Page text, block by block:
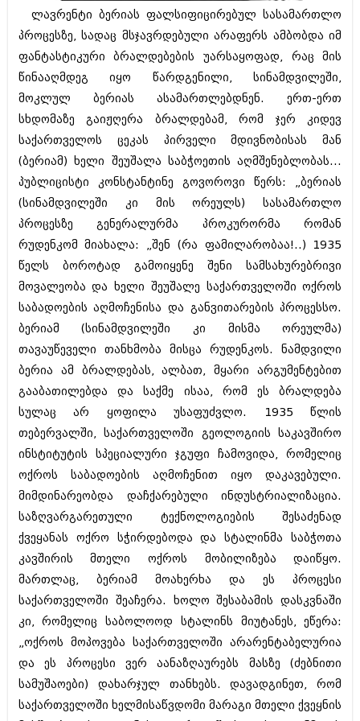
კულინარია
ავტორჩევები
ბელადები
ბიზნესსიახლეები
გვარები
თემიდას სასწორი
იუმორი
კალეიდოსკოპი
ჰოროსკოპი და შეუცნობელი
კრიმინალი
რომანი და დეტექტივი
სახალისო ამბები
შოუბიზნესი
დაიჯესტი
ქალი და მამაკაცი
ისტორია
სხვადასხვა
ანონსი
არქივი
აგვისტო 2018 (162)
ივლისი 2018 (223)
ივნისი 2018 (244)
მაისი 2018 (211)
აპრილი 2018 (194)
მარტი 2018 (256)
თებერვალი 2018 (208)
იანვარი 2018 (215)
ბიზნესსიახლეები
გვარები
თემიდას სასწორი
იუმორი
კალეიდოსკოპი
ჰოროსკოპი და შეუცნობელი
კრიმინალი
რომანი და დეტექტივი
სახალისო ამბები
შოუბიზნესი
დაიჯესტი
ქალი და მამაკაცი
ისტორია
სხვადასხვა
ანონსი
არქივი
ნოემბერი 2020 (103)
ოქტომბერი 2020 (209)
სექტემბერი 2020 (204)
აგვისტო 2020 (249)
ივლისი 2020 (204)
ივნისი 2020 (249)
არქივის ზომის ნახვა
ლავრენტი ბერიას ფალსიფიცირებულ სასამართლო
პროცესზე, სადაც მსჯავრდებული არაფერს ამბობდა იმ
ფანტასტიკური ბრალდებების უარსაყოფად, რაც მის
წინააღმდეგ იყო წარდგენილი, სინამდვილეში,
მოკლულ ბერიას ასამართლებდნენ. ერთ-ერთ
სხდომაზე გაიჟღერა ბრალდებამ, რომ ჯერ კიდევ
საქართველოს ცეკას პირველი მდივნობისას მან
(ბერიამ) ხელი შეუშალა საბჭოეთის აღმშენებლობას...
პუბლიცისტი კონსტანტინე გოვოროვი წერს: „ბერიას
(სინამდვილეში კი მის ორეულს) სასამართლო
პროცესზე გენერალურმა პროკურორმა რომან
რუდენკომ მიახალა: „შენ (რა ფამილარობაა!..) 1935
წელს ბოროტად გამოიყენე შენი სამსახურებრივი
მოვალეობა და ხელი შეუშალე საქართველოში ოქროს
საბადოების აღმოჩენისა და განვითარების პროცესსო.
ბერიამ (სინამდვილეში კი მისმა ორეულმა)
თავაუწეველი თანხმობა მისცა რუდენკოს. ნამდვილი
ბერია ამ ბრალდებას, ალბათ, მყარი არგუმენტებით
გააბათილებდა და საქმე ისაა, რომ ეს ბრალდება
სულაც არ ყოფილა უსაფუძვლო. 1935 წლის
თებერვალში, საქართველოში გეოლოგიის საკავშირო
ინსტიტუტის სპეციალური ჯგუფი ჩამოვიდა, რომელიც
ოქროს საბადოების აღმოჩენით იყო დაკავებული.
მიმდინარეობდა დაჩქარებული ინდუსტრიალიზაცია.
საზღვარგარეთული ტექნოლოგიების შესაძენად
ქვეყანას ოქრო სჭირდებოდა და სტალინმა საბჭოთა
კავშირის მთელი ოქროს მობილიზება დაიწყო.
მართლაც, ბერიამ მოახერხა და ეს პროცესი
საქართველოში შეაჩერა. ხოლო შესაბამის დასკვნაში
კი, რომელიც საბოლოოდ სტალინს მიუტანეს, ეწერა:
„ოქროს მოპოვება საქართველოში არარენტაბელურია
და ეს პროცესი ვერ აანაზღაურებს მასზე (ძებნითი
სამუშაოები) დახარჯულ თანხებს. დავადგინეთ, რომ
საქართველოში ხელმისაწვდომი მარაგი მთელი ქვეყნის